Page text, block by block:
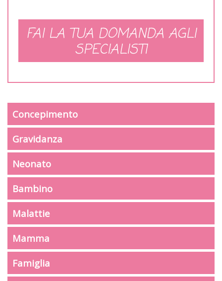
FAI LA TUA DOMANDA AGLI
SPECIALISTI
Concepimento
Gravidanza
Neonato
Bambino
Malattie
Mamma
Famiglia